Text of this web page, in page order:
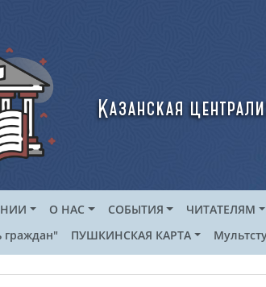
Казанская
О НАС СОБЫТИЯ ЧИТАТЕЛЯМ
граждан"
ПУШКИНСКАЯ КАРТА